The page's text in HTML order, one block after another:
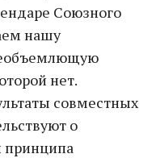
Союзного
нашу
нет.
совместных
о
принципа